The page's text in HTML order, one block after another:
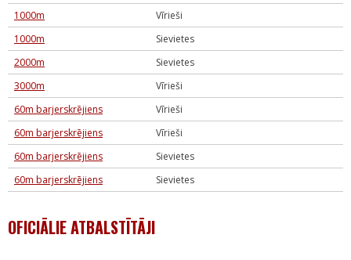
1000m
Vīrieši
1000m
Sievietes
2000m
Sievietes
3000m
Vīrieši
60m barjerskrējiens
Vīrieši
60m barjerskrējiens
Vīrieši
60m barjerskrējiens
Sievietes
60m barjerskrējiens
Sievietes
OFICIĀLIE ATBALSTĪTĀJI